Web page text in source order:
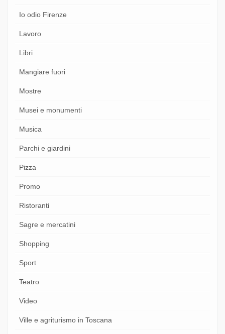
Io odio Firenze
Lavoro
Libri
Mangiare fuori
Mostre
Musei e monumenti
Musica
Parchi e giardini
Pizza
Promo
Ristoranti
Sagre e mercatini
Shopping
Sport
Teatro
Video
Ville e agriturismo in Toscana